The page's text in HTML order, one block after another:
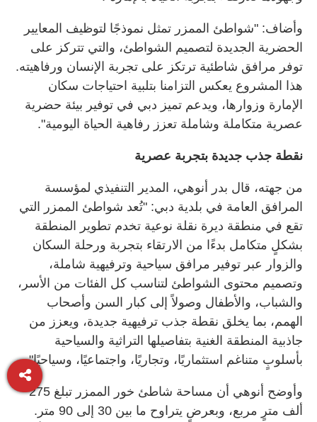
وأضاف: "شواطئ الممزر تمثل نموذجًا لتوظيف المعايير
الحضرية الجديدة لتصميم الشواطئ، والتي تتركز على
توفر مرافق شاطئية ترتكز على تجربة الإنسان ورفاهيته.
هذا المشروع يعكس التزامنا بتلبية احتياجات سكان
الإمارة وزوارها، ويدعم تميز دبي في توفير بيئة حضرية
عصرية متكاملة وشاملة تعزز رفاهية الحياة اليومية".
نقطة جذب جديدة بتجربة عصرية
من جهته، قال بدر أنوهي، المدير التنفيذي لمؤسسة
المرافق العامة في بلدية دبي: "تُعد شواطئ الممزر التي
تقع في منطقة ديرة نقلة نوعية تخدم تطوير المنطقة
بشكلٍ متكامل بدءًا من الارتقاء بتجربة ورحلة السكان
والزوار عبر توفير مرافق سياحية وترفيهية شاملة،
وتصميم محتوى الشواطئ لتناسب كل الفئات من الأسر،
والشباب، والأطفال وصولاً إلى كبار السن وأصحاب
الهمم، بما يخلق نقطة جذب ترفيهية جديدة، ويعزز من
جاذبية المنطقة الغنية بتفاصيلها التراثية والسياحية
بأسلوبٍ متناغم استثماريًا، وتجاريًا، واجتماعيًا، وسياحيًا".
وأوضح أنوهي أن مساحة شاطئ خور الممزر تبلغ 275
ألف مترٍ مربع، وبعرضٍ يتراوح ما بين 30 إلى 90 متر.